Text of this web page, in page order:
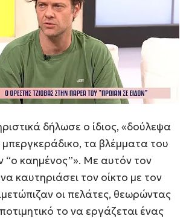
δήλωσε ο ίδιος, «δούλεψα
τα βλέμματα του
“ο καημένος”». Με αυτόν τον
καυτηριάσει τον οίκτο με τον
οι πελάτες, θεωρώντας
το να εργάζεται ένας